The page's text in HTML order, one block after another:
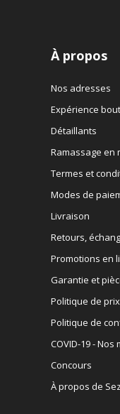
À propos
Nos adresses
Expérience
Détaillants
Ramassage en
Termes et
Modes de
Livraison
Retours,
Promotions en
Garantie et
Politique de prix
Politique de
COVID-19 -
Concours
À propos de